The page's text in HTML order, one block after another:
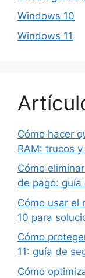
Windows 10
Windows 11
Cómo hacer
RAM: trucos
Cómo
de pago: guía
Cómo usar el
10 para
Cómo
11: guía de
Cómo